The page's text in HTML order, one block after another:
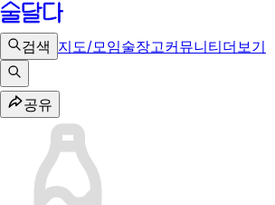
검색 지도/모임술장고커뮤니티더보기
공유